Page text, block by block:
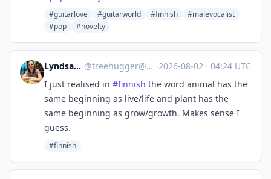
#guitarlove #guitarworld #finnish
#malevocalist
#pop
#novelty
Lyndsay Barwell @treehugger@sciences.social ·2026-08-02 · 04:24 UTC
I just realised in #finnish the word animal has the
same beginning as live/life and plant has the
same beginning as grow/growth. Makes sense I
guess.
#finnish